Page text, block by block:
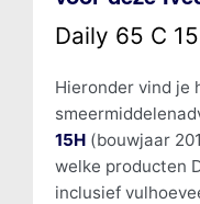
Daily 65 C
Hieronder vind je
15H(bouwjaar
welke producten
inclusief